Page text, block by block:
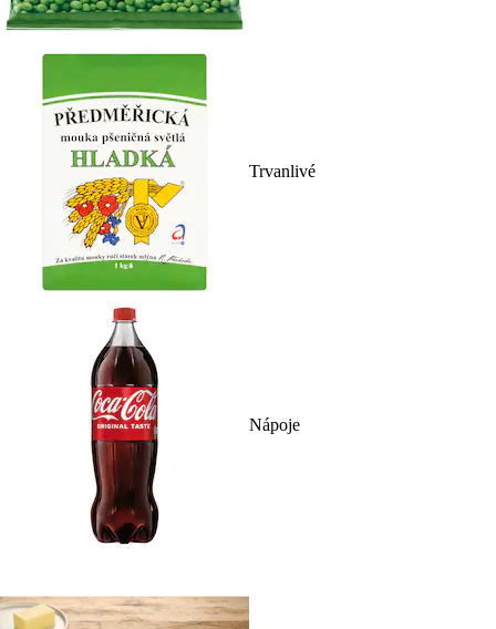
Trvanlivé
Nápoje